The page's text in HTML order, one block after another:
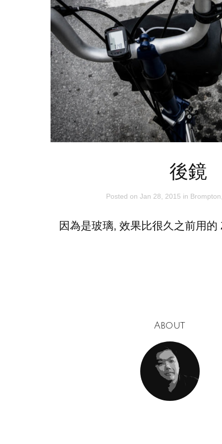
後鏡
Posted on Jan 28, 2015 in Brompton
因為是玻璃, 效果比很久之前用的
About